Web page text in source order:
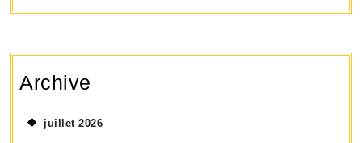
Archive
juillet 2026